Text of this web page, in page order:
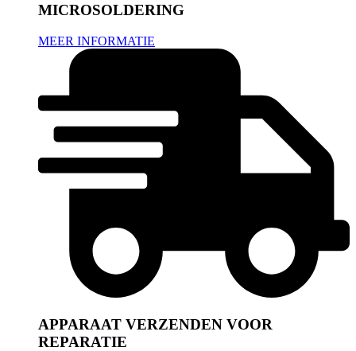
MICROSOLDERING
MEER INFORMATIE
APPARAAT VERZENDEN VOOR
REPARATIE